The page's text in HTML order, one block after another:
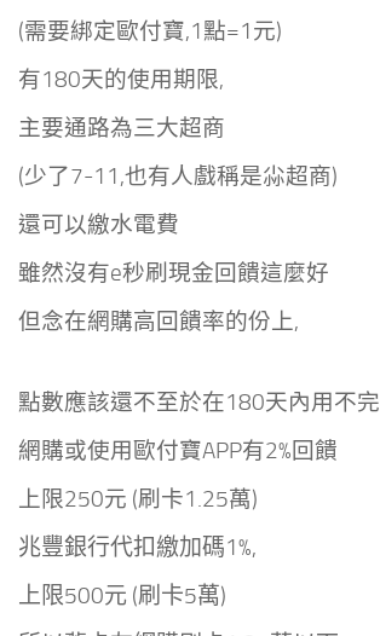
(需要綁定歐付寶,1點=1元)
有180天的使用期限,
主要通路為三大超商
(少了7-11,也有人戲稱是尛超商)
還可以繳水電費
雖然沒有e秒刷現金回饋這麼好
但念在網購高回饋率的份上,
點數應該還不至於在180天內用不完
網購或使用歐付寶APP有2%回饋
上限250元 (刷卡1.25萬)
兆豐銀行代扣繳加碼1%,
上限500元 (刷卡5萬)